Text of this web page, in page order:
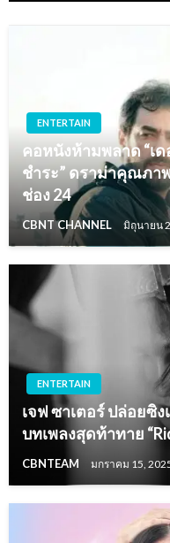
ENTERTAIN
คอหนังห้ามพลาด “เ
ชำระ” ดราม่าคุณภา
ช่อง 24
CBNT CHANNEL มิถุนายน
ENTERTAIN
เจฟ ซาเตอร์ ปล่อยซิง
บทเพลงสุดท้าทาย
CBNTEAM มกราคม 15,